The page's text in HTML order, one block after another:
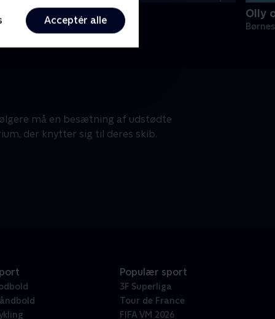
Acceptér alle
Olly & Lea
• 1 sæsoner
Olly
må en besætning af udstødte
der knytter sig til deres skib.
Populær sport
3F Superliga
Tour de France
FIFA VM 2026